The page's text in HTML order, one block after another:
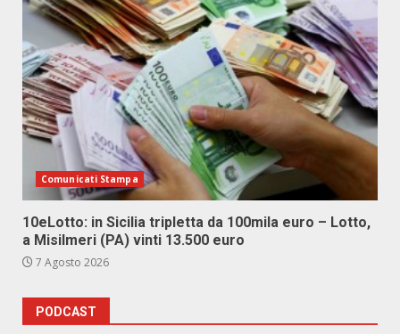
Comunicati Stampa
10eLotto: in Sicilia tripletta da 100mila euro – Lotto,
a Misilmeri (PA) vinti 13.500 euro
7 Agosto 2026
PODCAST